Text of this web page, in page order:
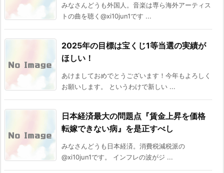
みなさんどうも外国人。音楽は専ら海外アーティス
トの曲を聴く@xi10jun1です ...
2025年の目標は宝くじ1等当選の実績が
ほしい！
あけましておめでとうございます！今年もよろしく
お願いします。 というわけで新しい ...
日本経済最大の問題点『賃金上昇を価格
転嫁できない病』を是正すべし
みなさんどうも日本経済。消費税減税派の
@xi10jun1です。 インフレの波がジ ...